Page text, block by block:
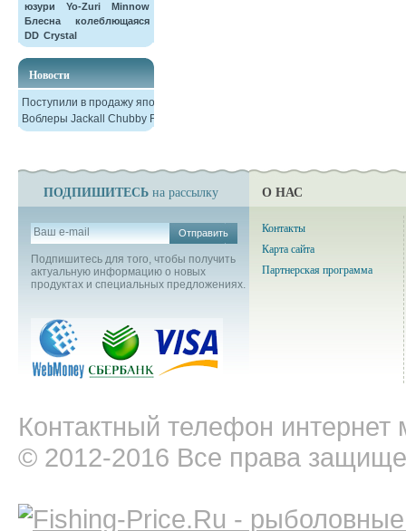
юзури
Yo-Zuri
Minnow
Блесна колеблющаяся
DD Crystal
Новости
Поступили в продажу японские
Воблеры Jackall Chubby F38
ПОДПИШИТЕСЬ на рассылку
Отправить
Подпишитесь для того, чтобы получить
актуальную информацию о новых
продуктах и специальных предложениях.
О НАС
Контакты
Карта сайта
Партнерская программа
Контактный телефон интернет
© 2012-2016 Все права